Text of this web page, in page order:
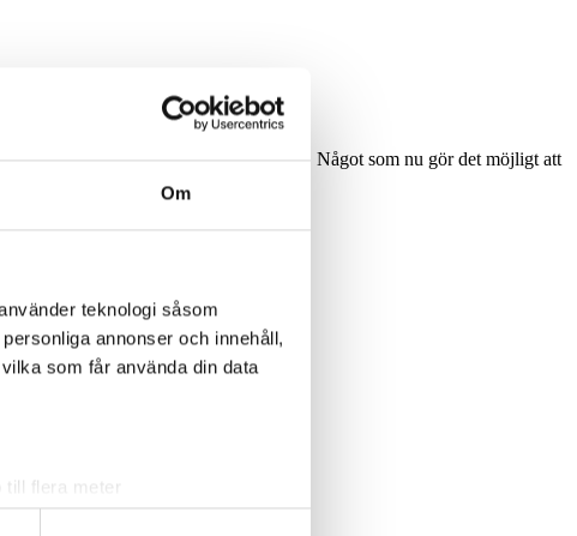
Om
teknologi såsom
annonser och innehåll,
som får använda din data
till flera meter
systemetför höghöjdsstädning. Något som nu gör det möjligt att